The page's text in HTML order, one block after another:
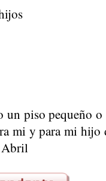
un piso pequeño
mi y para mi hijo
Abril